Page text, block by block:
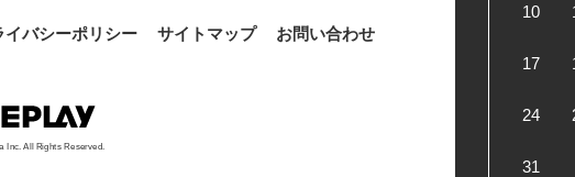
イバシーポリシー サイトマップ お問い合わせ
Inc. All Rights Reserved.
10
17
24
31